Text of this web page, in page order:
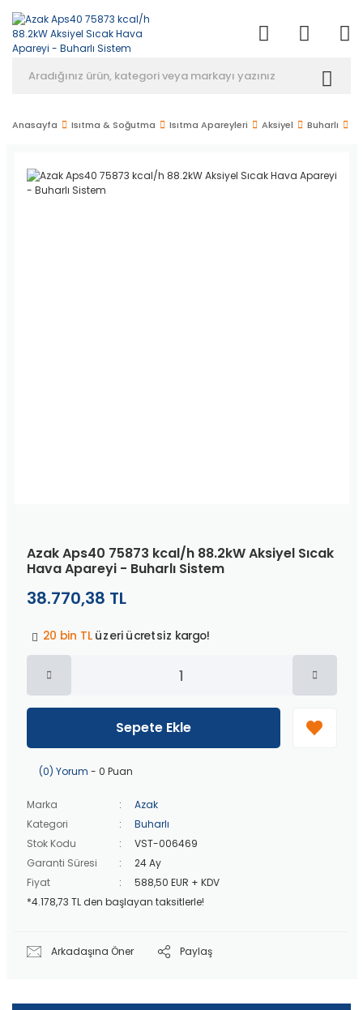
Anasayfa Isıtma & Soğutma Isıtma Apareyleri Aksiyel Buharlı
Azak Aps40 75873 kcal/h 88.2kW Aksiyel Sıcak
Hava Apareyi - Buharlı Sistem
38.770,38 TL
20 bin TLüzeri ücretsiz kargo!
40 bin TL
Peşin fiyatına
üzeri ücretsiz kargo!
üzeri ücretsiz kargo!
40 bin TLüzeri özel teklif!
Sepete Ekle
(0) Yorum - 0 Puan
Marka
Azak
Kategori
Buharlı
Stok Kodu
VST-006469
Garanti Süresi
24 Ay
Fiyat
588,50 EUR + KDV
*4.178,73 TL den başlayan taksitlerle!
Arkadaşına Öner Paylaş